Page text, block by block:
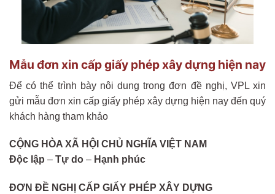
Mẫu đơn xin cấp giấy phép xây dựng hiện nay
Để có thể trình bày nôi dung trong đơn đề nghị, VPL xin
gửi mẫu đơn xin cấp giấy phép xây dựng hiện nay đến quý
khách hàng tham khảo
CỘNG HÒA XÃ HỘI CHỦ NGHĨA VIỆT NAM
Độc lập – Tự do – Hạnh phúc
ĐƠN ĐỀ NGHỊ CẤP GIẤY PHÉP XÂY DỰNG